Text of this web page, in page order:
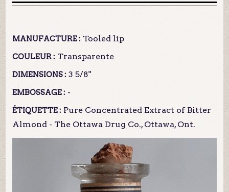
MANUFACTURE : Tooled lip
COULEUR : Transparente
DIMENSIONS : 3 5/8"
EMBOSSAGE : -
ÉTIQUETTE : Pure Concentrated Extract of Bitter
Almond - The Ottawa Drug Co., Ottawa, Ont.